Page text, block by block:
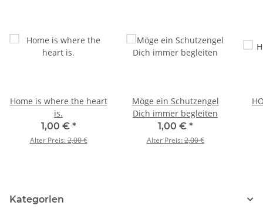
Home is where the heart
is.
1,00 € *
Alter Preis:2,00 €
Möge ein Schutzengel
Dich immer begleiten
1,00 € *
Alter Preis:2,00 €
Kategorien